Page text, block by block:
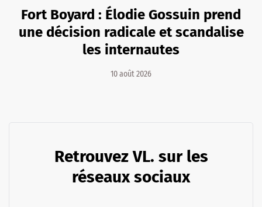
Fort Boyard : Élodie Gossuin prend
une décision radicale et scandalise
les internautes
10 août 2026
Retrouvez VL. sur les
réseaux sociaux